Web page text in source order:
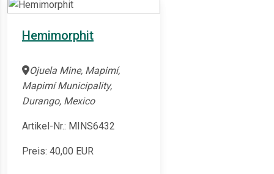
Hemimorphit
Ojuela Mine, Mapimí,
Mapimí Municipality,
Durango, Mexico
Artikel-Nr.: MINS6432
Preis: 40,00 EUR